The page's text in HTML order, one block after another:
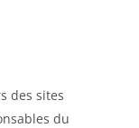
des sites
du